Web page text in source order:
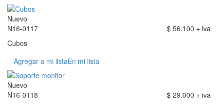
Nuevo
N16-0117
$ 56.100 + iva
Cubos
Agregar a mi listaEn mi lista
Nuevo
N16-0118
$ 29.000 + iva